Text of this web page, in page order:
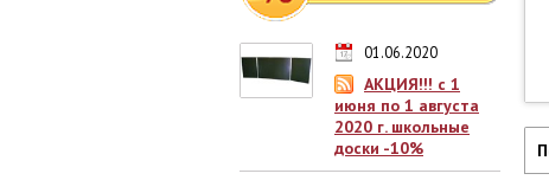
01.06.2020
АКЦИЯ!!! с 1
июня по 1 августа
2020 г. школьные
доски -10%